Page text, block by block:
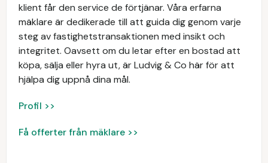
klient får den service de förtjänar. Våra erfarna
mäklare är dedikerade till att guida dig genom varje
steg av fastighetstransaktionen med insikt och
integritet. Oavsett om du letar efter en bostad att
köpa, sälja eller hyra ut, är Ludvig & Co här för att
hjälpa dig uppnå dina mål.
Profil >>
Få offerter från mäklare >>